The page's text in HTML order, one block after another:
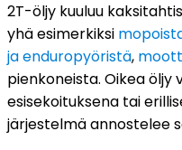
2T-öljy kuuluu
yhä esimerkiksi
ja enduropyöristä,
pienkoneista. Oikea öljy
esisekoituksena tai
järjestelmä annostelee